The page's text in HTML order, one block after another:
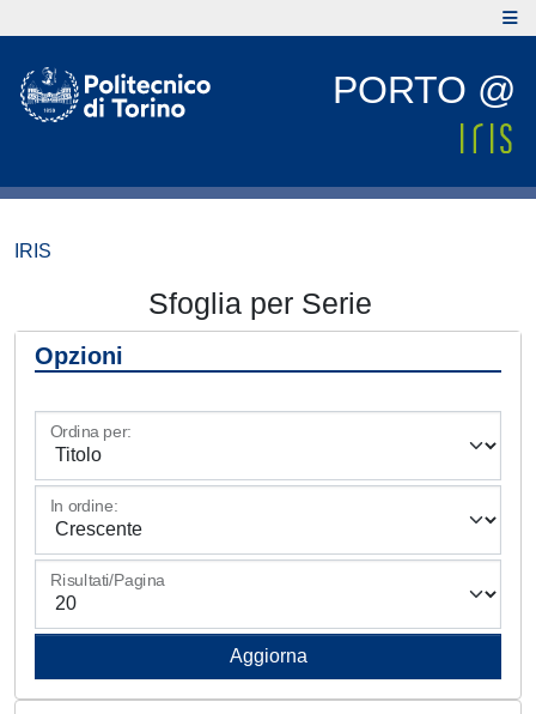
PORTO @
IRIS
Sfoglia per Serie
Opzioni
Ordina per:
In ordine:
Risultati/Pagina